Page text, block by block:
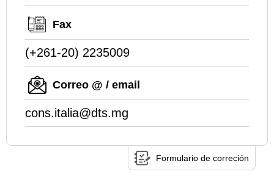
Fax
(+261-20) 2235009
Correo @ / email
cons.italia@dts.mg
Formulario de correción